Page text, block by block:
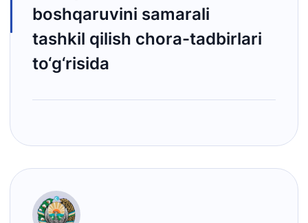
boshqaruvini samarali
tashkil qilish chora-tadbirlari
to‘g‘risida